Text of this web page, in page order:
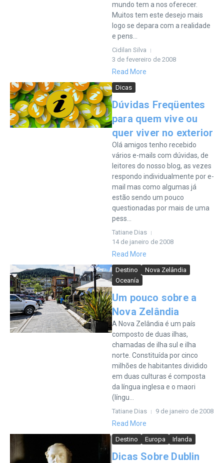
mundo tem a nos oferecer.
Muitos tem este desejo mais
logo se depara com a realidade
e pens...
Cidilan Silva
3 de fevereiro de 2008
Read More
Dicas
Dúvidas Freqüentes
para quem vive ou
quer viver no exterior
Olá amigos tenho recebido
vários e-mails com dúvidas, de
leitores do nosso blog, as vezes
respondo individualmente por e-
mail mas como algumas já
estão sendo um pouco
questionadas por mais de uma
pess...
Tatiane Dias
14 de janeiro de 2008
Read More
Destino
Nova Zelândia
Oceanía
Um pouco sobre a
Nova Zelândia
A Nova Zelândia é um país
composto de duas ilhas,
chamadas de ilha sul e ilha
norte. Constituída por cinco
milhões de habitantes dividido
em duas culturas é composta
da língua inglesa e o maori
(língu...
Tatiane Dias 9 de janeiro de 2008
Read More
Destino Europa Irlanda
Dicas Sobre Dublin